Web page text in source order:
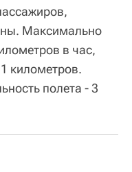
Максимально
в час,
километров.
полета - 3